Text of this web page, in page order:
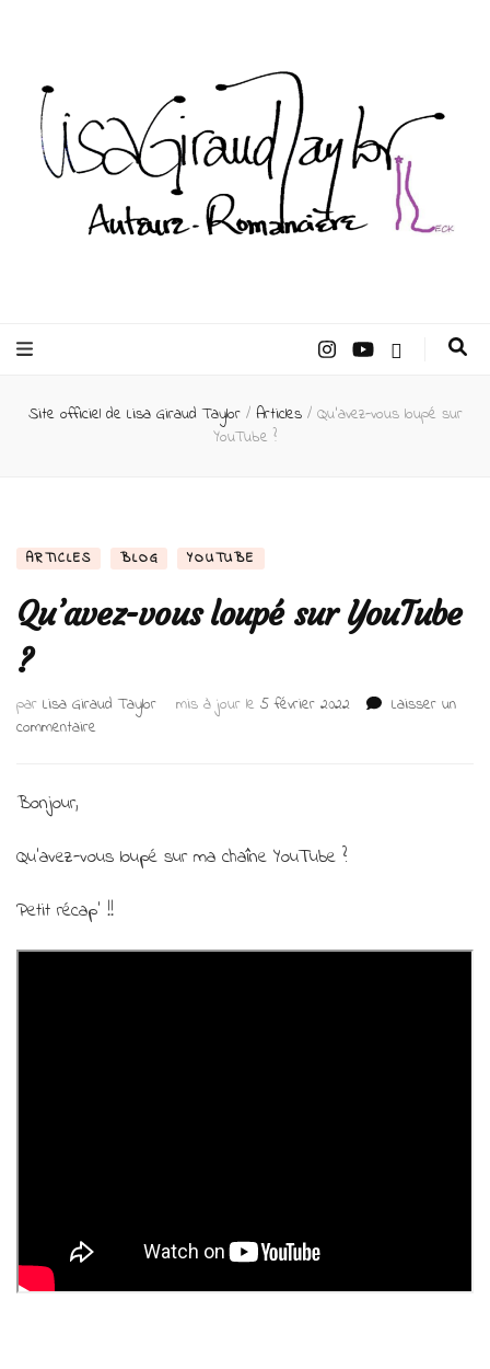
Taylor –
Auteur
Site officiel de Lisa Giraud Taylor / Articles / Qu’avez-vous loupé sur
YouTube ?
ARTICLES BLOG YOUTUBE
Qu’avez-vous loupé sur YouTube
?
par Lisa Giraud Taylor mis à jour le 5 février 2022
Laisser un
commentaire
?
Bonjour,
Qu’avez-vous loupé sur ma chaîne YouTube ?
Petit récap’ !!